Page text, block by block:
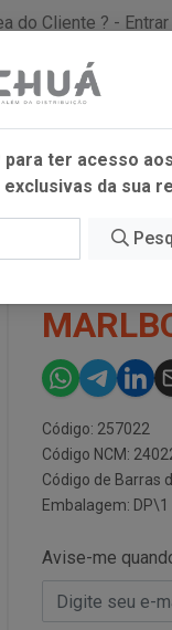
do Cliente ? - Entrar
Código: 257022
Código NCM:
Código de Barras
Embalagem: DP\1
Avise-me
para ter acesso aos
da sua